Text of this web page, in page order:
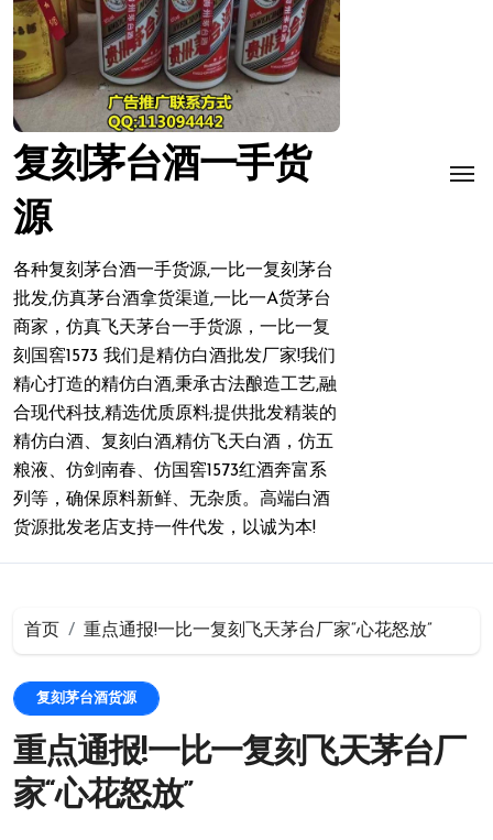
复刻茅台酒一手货
源
各种复刻茅台酒一手货源,一比一复刻茅台
批发,仿真茅台酒拿货渠道,一比一A货茅台
商家，仿真飞天茅台一手货源，一比一复
刻国窖1573 我们是精仿白酒批发厂家!我们
精心打造的精仿白酒,秉承古法酿造工艺,融
合现代科技,精选优质原料;提供批发精装的
精仿白酒、复刻白酒,精仿飞天白酒，仿五
粮液、仿剑南春、仿国窖1573红酒奔富系
列等，确保原料新鲜、无杂质。高端白酒
货源批发老店支持一件代发，以诚为本!
首页 重点通报!一比一复刻飞天茅台厂家“心花怒放”
复刻茅台酒货源
重点通报!一比一复刻飞天茅台厂
家“心花怒放”